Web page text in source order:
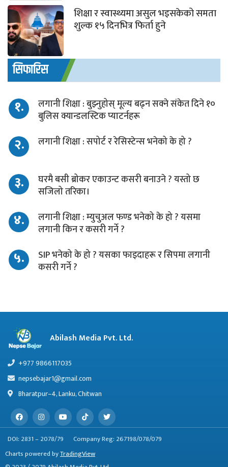
शिक्षा र स्वास्थ्यमा असुल भइसकेको समता
शुल्क १५ दिनभित्र फिर्ता हुने
सिफारिस
१.
लगानी शिक्षा : बुझ्नुहोस् मूल्य बढ्न सक्ने संकेत दिने १०
बुलिस क्यान्डलस्टिक प्याटर्नहरू
२. लगानी शिक्षा : सपोर्ट र रेसिस्टेन्स भनेको के हो ?
३.
घरमै बसी ब्रोकर एकाउन्ट कसरी बनाउने ? यस्तो छ
सजिलो तरिका।
४.
लगानी शिक्षा : म्युचुअल फण्ड भनेको के हो ? यसमा
लगानी किन र कसरी गर्ने ?
५.
SIP भनेको के हो ? यसका फाइदाहरू र सिपमा लगानी
कसरी गर्ने ?
Abilash Media Pvt. Ltd.
+977 9866117035
nepsebajar1@gmail.com
Bharatpur–4, Lanku, Chitwan
DOI: 2831 – 2078/79
Company Reg: 267198/078/079
Charts powered byTradingView